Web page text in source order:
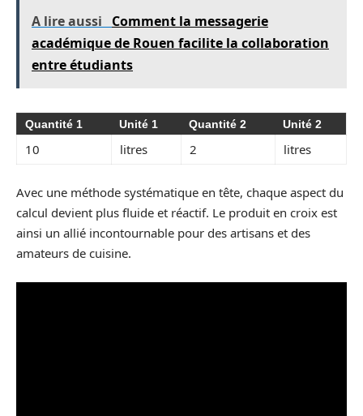
A lire aussi
Comment la messagerie
académique de Rouen facilite la collaboration
entre étudiants
Quantité 1 Unité 1 Quantité 2 Unité 2
10 litres 2 litres
Avec une méthode systématique en tête, chaque aspect du
calcul devient plus fluide et réactif. Le produit en croix est
ainsi un allié incontournable pour des artisans et des
amateurs de cuisine.